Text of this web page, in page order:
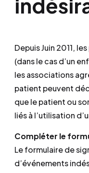
Depuis Juin 2011,
(dans le cas d’un
les associations
patient peuvent
que le patient ou
liés à l’utilisation
Compléter le
Le formulaire de
d’événements